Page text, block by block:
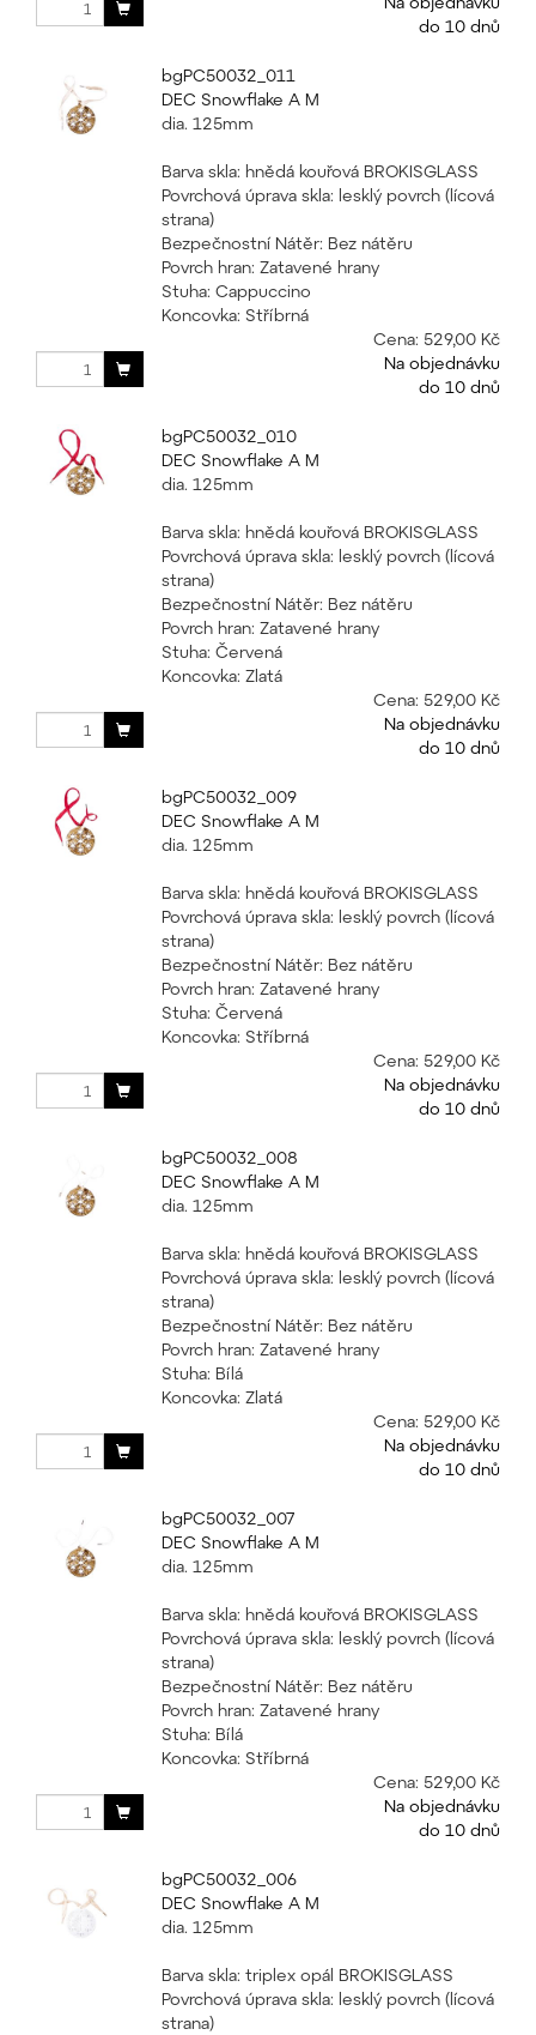
do 10 dnů
bgPC50032_011
DEC Snowflake A M
dia. 125mm
Barva skla: hnědá kouřová BROKISGLASS
Povrchová úprava skla: lesklý povrch (lícová
strana)
Bezpečnostní Nátěr: Bez nátěru
Povrch hran: Zatavené hrany
Stuha: Cappuccino
Koncovka: Stříbrná
Cena: 529,00 Kč
Na objednávku
do 10 dnů
bgPC50032_010
DEC Snowflake A M
dia. 125mm
Barva skla: hnědá kouřová BROKISGLASS
Povrchová úprava skla: lesklý povrch (lícová
strana)
Bezpečnostní Nátěr: Bez nátěru
Povrch hran: Zatavené hrany
Stuha: Červená
Koncovka: Zlatá
Cena: 529,00 Kč
Na objednávku
do 10 dnů
bgPC50032_009
DEC Snowflake A M
dia. 125mm
Barva skla: hnědá kouřová BROKISGLASS
Povrchová úprava skla: lesklý povrch (lícová
strana)
Bezpečnostní Nátěr: Bez nátěru
Povrch hran: Zatavené hrany
Stuha: Červená
Koncovka: Stříbrná
Cena: 529,00 Kč
Na objednávku
do 10 dnů
bgPC50032_008
DEC Snowflake A M
dia. 125mm
Barva skla: hnědá kouřová BROKISGLASS
Povrchová úprava skla: lesklý povrch (lícová
strana)
Bezpečnostní Nátěr: Bez nátěru
Povrch hran: Zatavené hrany
Stuha: Bílá
Koncovka: Zlatá
Cena: 529,00 Kč
Na objednávku
do 10 dnů
bgPC50032_007
DEC Snowflake A M
dia. 125mm
Barva skla: hnědá kouřová BROKISGLASS
Povrchová úprava skla: lesklý povrch (lícová
strana)
Bezpečnostní Nátěr: Bez nátěru
Povrch hran: Zatavené hrany
Stuha: Bílá
Koncovka: Stříbrná
Cena: 529,00 Kč
Na objednávku
do 10 dnů
bgPC50032_006
DEC Snowflake A M
dia. 125mm
Barva skla: triplex opál BROKISGLASS
Povrchová úprava skla: lesklý povrch (lícová
strana)